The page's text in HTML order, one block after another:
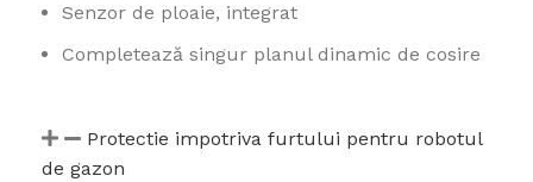
Senzor de ploaie, integrat
Completează singur planul dinamic de cosire
Protectie impotriva furtului pentru robotul
de gazon